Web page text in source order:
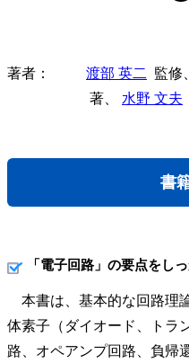
著者 渡部 英二 監修
著、 水野 文夫
書
「電子回路」の要点をし
本書は、基本的な回路理
体素子（ダイオード、トラ
路、オペアンプ回路、負帰